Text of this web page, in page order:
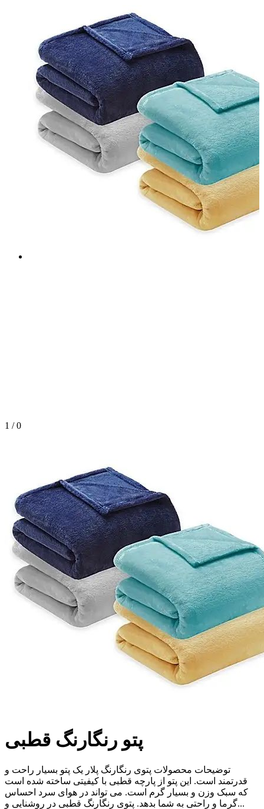
1 / 0
پتو رنگارنگ قطبی
توضیحات محصولات پتوی رنگارنگ پلار یک پتو بسیار راحت و
قدرتمند است. این پتو از پارچه قطبی با کیفیتی ساخته شده است
که سبک وزن و بسیار گرم است. می تواند در هوای سرد احساس
گرما و راحتی به شما بدهد. پتوی رنگارنگ قطبی در روشنایی و...